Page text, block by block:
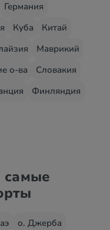
Германия
Куба
Китай
Маврикий
о-ва
Словакия
Финляндия
самые
о. Джерба